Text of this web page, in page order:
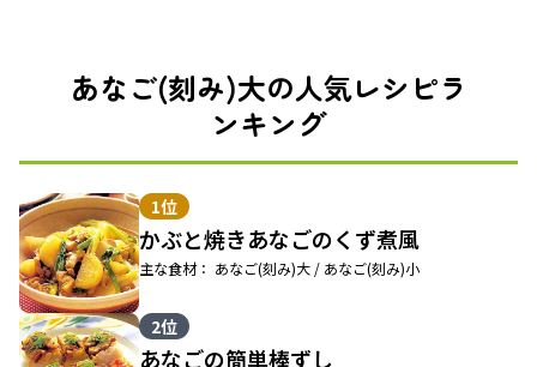
あなご(刻み)大の人気レシピラ
ンキング
1位
かぶと焼きあなごのくず煮風
主な食材： あなご(刻み)大 / あなご(刻み)小
2位
あなごの簡単棒ずし